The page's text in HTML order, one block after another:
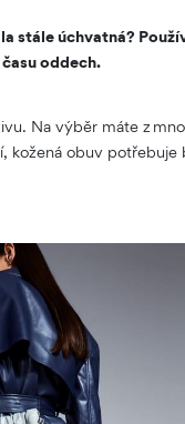
stále úchvatná?
oddech.
Na výběr máte z
kožená obuv potřebuje